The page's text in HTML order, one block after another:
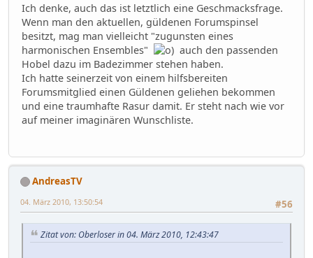
Ich denke, auch das ist letztlich eine Geschmacksfrage.
Wenn man den aktuellen, güldenen Forumspinsel
besitzt, mag man vielleicht "zugunsten eines
harmonischen Ensembles"
auch den passenden
Hobel dazu im Badezimmer stehen haben.
Ich hatte seinerzeit von einem hilfsbereiten
Forumsmitglied einen Güldenen geliehen bekommen
und eine traumhafte Rasur damit. Er steht nach wie vor
auf meiner imaginären Wunschliste.
AndreasTV
#56
04. März 2010, 13:50:54
Zitat von: Oberloser in 04. März 2010, 12:43:47